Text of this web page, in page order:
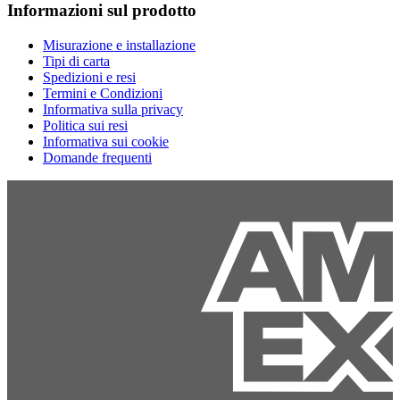
Informazioni sul prodotto
Misurazione e installazione
Tipi di carta
Spedizioni e resi
Termini e Condizioni
Informativa sulla privacy
Politica sui resi
Informativa sui cookie
Domande frequenti